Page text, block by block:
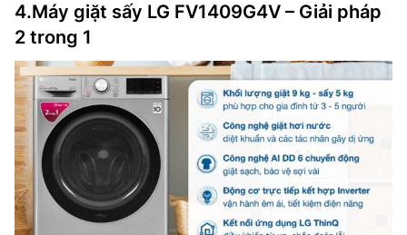
4.Máy giặt sấy LG FV1409G4V – Giải pháp
2 trong 1